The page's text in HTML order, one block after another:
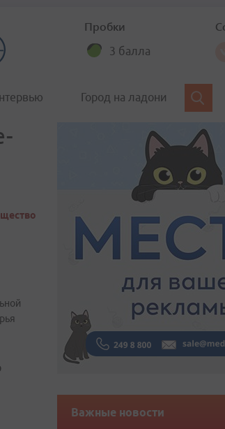
Пробки
3 балла
Город на ладони
Важные новости